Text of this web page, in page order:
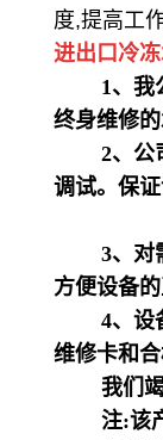
度,提高工
进出口冷
1、我公
终身维修的
2、公司
调试。保
3、对需
方便设备
4、设备
维修卡和
我们竭
注:该产